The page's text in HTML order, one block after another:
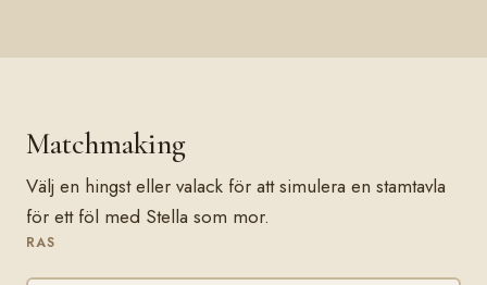
Matchmaking
Välj en hingst eller valack för att simulera en stamtavla
för ett föl med Stella som mor.
RAS